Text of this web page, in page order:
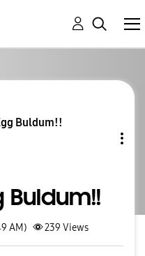
Buldum!!
Buldum!!
AM) 239 Views